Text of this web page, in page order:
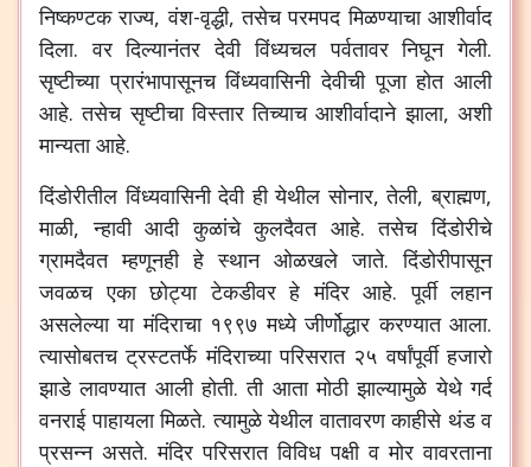
निष्कण्टक राज्य, वंश-वृद्धी, तसेच परमपद मिळण्याचा आशीर्वाद
दिला. वर दिल्यानंतर देवी विंध्यचल पर्वतावर निघून गेली.
सृष्टीच्या प्रारंभापासूनच विंध्यवासिनी देवीची पूजा होत आली
आहे. तसेच सृष्टीचा विस्तार तिच्याच आशीर्वादाने झाला, अशी
मान्यता आहे.
दिंडोरीतील विंध्यवासिनी देवी ही येथील सोनार, तेली, ब्राह्मण,
माळी, न्हावी आदी कुळांचे कुलदैवत आहे. तसेच दिंडोरीचे
ग्रामदैवत म्हणूनही हे स्थान ओळखले जाते. दिंडोरीपासून
जवळच एका छोट्या टेकडीवर हे मंदिर आहे. पूर्वी लहान
असलेल्या या मंदिराचा १९९७ मध्ये जीर्णोद्धार करण्यात आला.
त्यासोबतच ट्रस्टतर्फे मंदिराच्या परिसरात २५ वर्षांपूर्वी हजारो
झाडे लावण्यात आली होती. ती आता मोठी झाल्यामुळे येथे गर्द
वनराई पाहायला मिळते. त्यामुळे येथील वातावरण काहीसे थंड व
प्रसन्न असते. मंदिर परिसरात विविध पक्षी व मोर वावरताना